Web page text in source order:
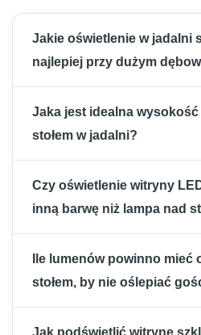
Jakie oświetlenie w jadalni
najlepiej przy dużym
Jaka jest idealna wysokość
stołem w jadalni?
Czy oświetlenie witryny
inną barwę niż lampa nad
Ile lumenów powinno mieć
stołem, by nie oślepiać